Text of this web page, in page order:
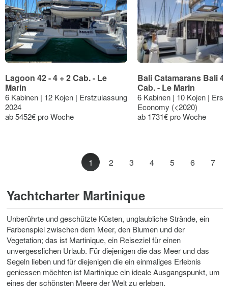
Lagoon 42 - 4 + 2 Cab. - Le
Marin
6 Kabinen | 12 Kojen | Erstzulassung
2024
ab 5452€ pro Woche
Bali Catamarans Bali
Cab. - Le Marin
6 Kabinen | 10 Kojen |
Economy (<2020)
ab 1731€ pro Woche
1 2 3 4 5 6 7
Yachtcharter Martinique
Unberührte und geschützte Küsten, unglaubliche Strände, ein
Farbenspiel zwischen dem Meer, den Blumen und der
Vegetation; das ist Martinique, ein Reiseziel für einen
unvergesslichen Urlaub. Für diejenigen die das Meer und das
Segeln lieben und für diejenigen die ein einmaliges Erlebnis
geniessen möchten ist Martinique ein ideale Ausgangspunkt, um
eines der schönsten Meere der Welt zu erleben.